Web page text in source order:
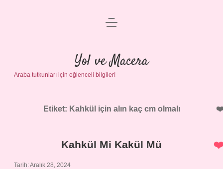
Anasayfa
Gizlilik Politikası
Yasal Uyarı
menüyü
Yol ve Macera
Araba tutkunları için eğlenceli bilgiler!
Etiket: Kahkül için alın kaç cm olmalı
Kahkül Mi Kakül Mü
Tarih: Aralık 28, 2024